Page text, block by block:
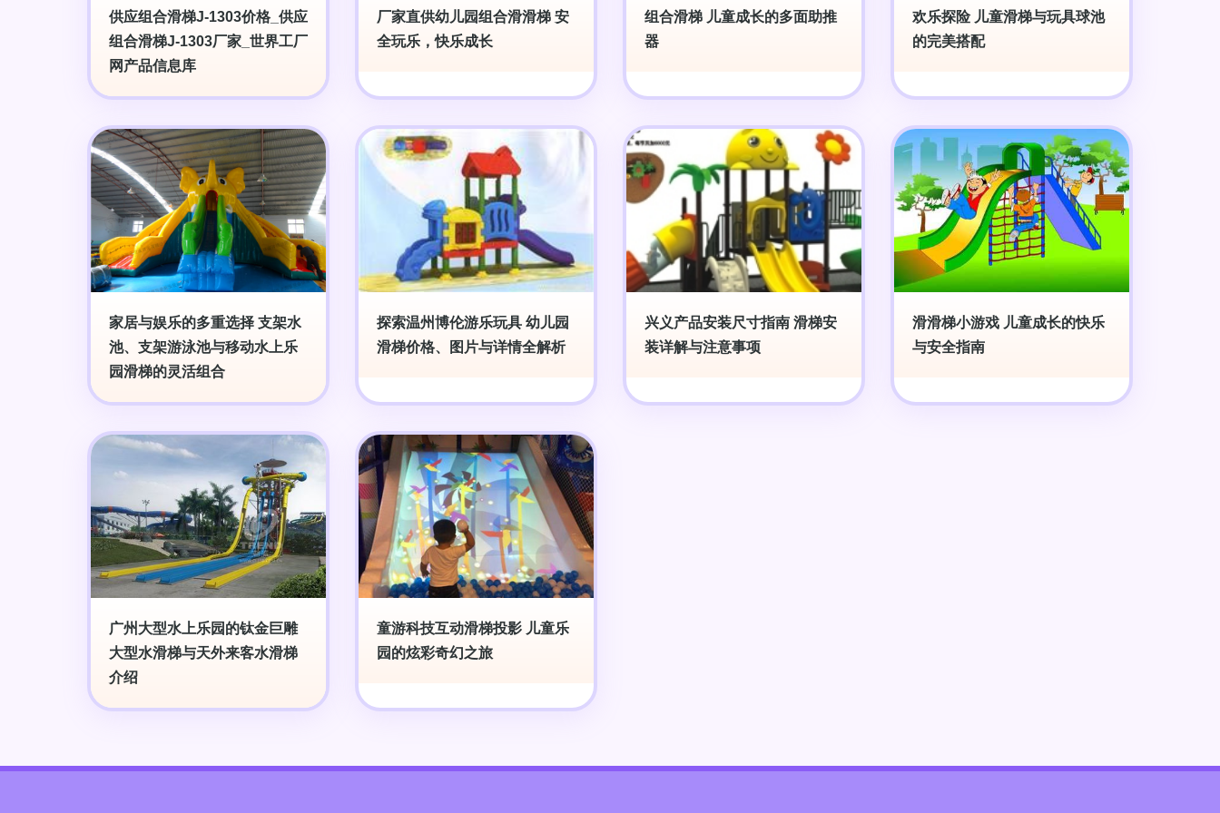
供应组合滑梯J-1303价格_供应
组合滑梯J-1303厂家_世界工厂
网产品信息库
厂家直供幼儿园组合滑滑梯 安
全玩乐，快乐成长
组合滑梯 儿童成长的多面助推
器
欢乐探险 儿童滑梯与玩具球池
的完美搭配
家居与娱乐的多重选择 支架水
池、支架游泳池与移动水上乐
园滑梯的灵活组合
探索温州博伦游乐玩具 幼儿园
滑梯价格、图片与详情全解析
兴义产品安装尺寸指南 滑梯安
装详解与注意事项
滑滑梯小游戏 儿童成长的快乐
与安全指南
广州大型水上乐园的钛金巨雕
大型水滑梯与天外来客水滑梯
介绍
童游科技互动滑梯投影 儿童乐
园的炫彩奇幻之旅